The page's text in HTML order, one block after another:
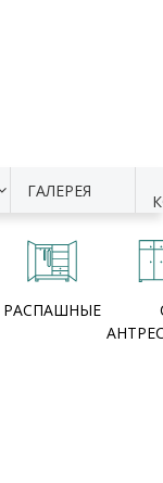
ГАЛЕРЕЯ
РАСПАШНЫЕ